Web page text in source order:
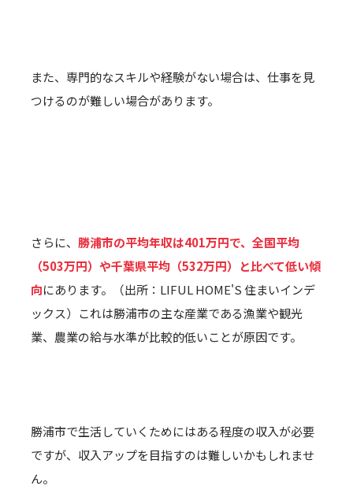
また、専門的なスキルや経験がない場合は、仕事を見
つけるのが難しい場合があります。
さらに、 勝浦市の平均年収は401万円で、全国平均
（503万円）や千葉県平均（532万円）と比べて低い傾
向にあります。（出所：LIFUL HOME'S 住まいインデ
ックス）これは勝浦市の主な産業である漁業や観光
業、農業の給与水準が比較的低いことが原因です。
勝浦市で生活していくためにはある程度の収入が必要
ですが、収入アップを目指すのは難しいかもしれませ
ん。